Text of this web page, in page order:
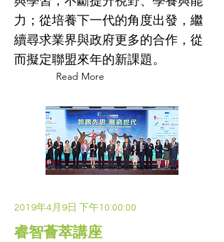
力；從培養下一代的角度出發，繼
續尋求業界與政府更多的合作，從
而擬定聯盟來年的新課題。
Read More
2019年4月9日 下午10:00:00
睿智薈萃講座